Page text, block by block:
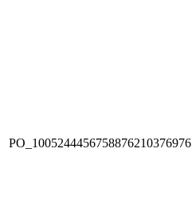
PO_1005244456758876210376976